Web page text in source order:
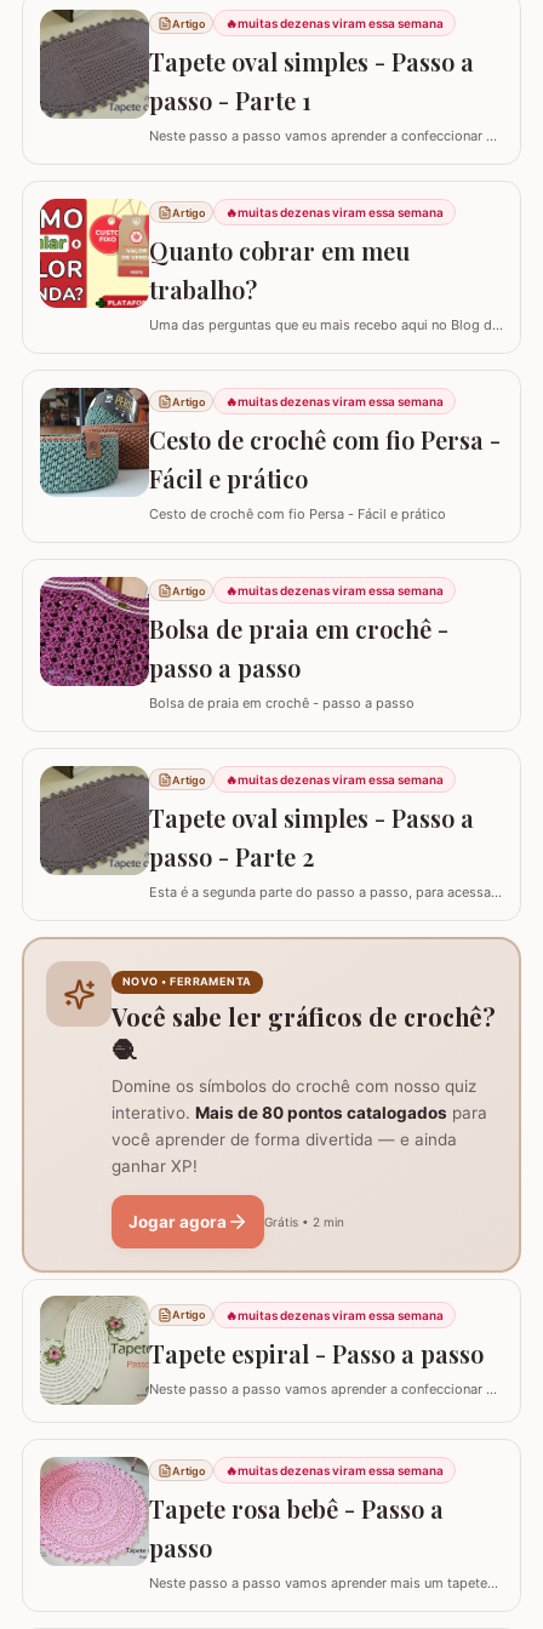
Artigo 🔥muitas dezenas viram essa semana
Tapete oval simples - Passo a
passo - Parte 1
Neste passo a passo vamos aprender a confeccionar o
encantadores, mas os tapetes clean são muito bem
vindos na decoração não é mesmo? Esta é a primeira
parte do passo a passo, para ver a segunda parte siga o
link: Tapete oval simples - Parte 2 Este…
Artigo 🔥muitas dezenas viram essa semana
Quanto cobrar em meu
trabalho?
Uma das perguntas que eu mais recebo aqui no Blog do
quem já tem estrada, é: "Samuel, quanto eu devo cobrar
pelas minhas peças?". Eu sei que muitas vezes o medo
de cobrar o valor justo e não vender fala mais alto, mas
hoje eu quero te ajudar a mudar…
Artigo 🔥muitas dezenas viram essa semana
Cesto de crochê com fio Persa -
Fácil e prático
Cesto de crochê com fio Persa - Fácil e prático
Artigo 🔥muitas dezenas viram essa semana
Bolsa de praia em crochê -
passo a passo
Bolsa de praia em crochê - passo a passo
Artigo 🔥muitas dezenas viram essa semana
Tapete oval simples - Passo a
passo - Parte 2
Esta é a segunda parte do passo a passo, para acessar
simples - Parte 1 A lista de materiais é para fazer o
videoaulas, sujeito a processo por direitos autorais. Lei
nº 9.610. Você pode utilizar o…
NOVO • FERRAMENTA
Você sabe ler gráficos de crochê?
🧶
Domine os símbolos do crochê com nosso quiz
interativo. Mais de 80 pontos catalogados para
você aprender de forma divertida — e ainda
ganhar XP!
Jogar agora Grátis • 2 min
Artigo 🔥muitas dezenas viram essa semana
Tapete espiral - Passo a passo
Neste passo a passo vamos aprender a confeccionar o
Barroco Maxcolor nº8 para o tapete e Barroco
multicolor para contorno, flores e folhas. Se for utilizar
como trilho de mesa aconselho um fio…
Artigo 🔥muitas dezenas viram essa semana
Tapete rosa bebê - Passo a
passo
Neste passo a passo vamos aprender mais um tapete